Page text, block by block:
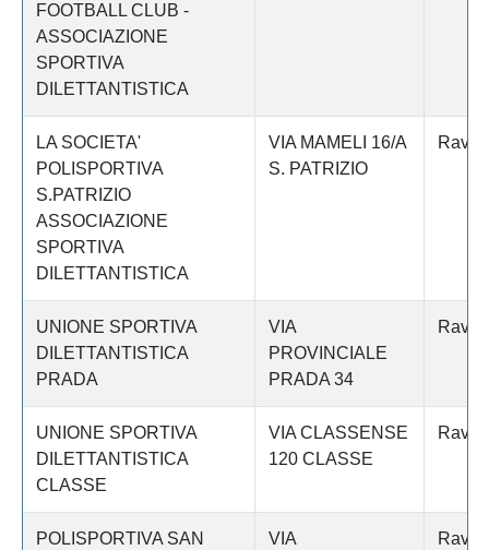
FOOTBALL CLUB -
ASSOCIAZIONE
SPORTIVA
DILETTANTISTICA
LA SOCIETA'
POLISPORTIVA
S.PATRIZIO
ASSOCIAZIONE
SPORTIVA
DILETTANTISTICA
VIA MAMELI 16/A
S. PATRIZIO
UNIONE SPORTIVA
DILETTANTISTICA
PRADA
VIA
PROVINCIALE
PRADA 34
UNIONE SPORTIVA
DILETTANTISTICA
CLASSE
VIA CLASSENSE
120 CLASSE
POLISPORTIVA SAN
VIA